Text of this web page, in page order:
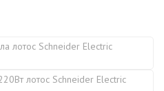
лотос Schneider Electric
лотос Schneider Electric